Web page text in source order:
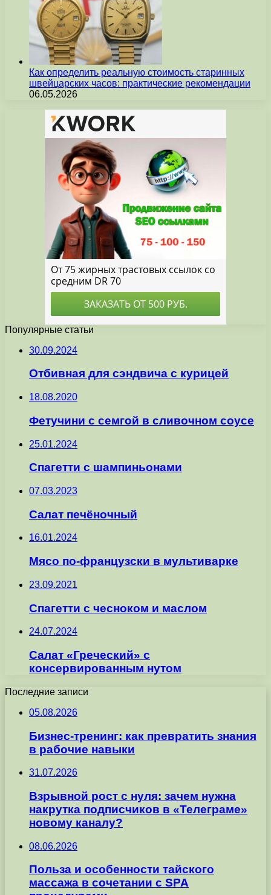
Как определить реальную стоимость старинных
швейцарских часов: практические рекомендации
06.05.2026
Популярные статьи
30.09.2024
Отбивная для сэндвича с курицей
18.08.2020
Фетучини с семгой в сливочном соусе
25.01.2024
Спагетти с шампиньонами
07.03.2023
Салат печёночный
16.01.2024
Мясо по-французски в мультиварке
23.09.2021
Спагетти с чесноком и маслом
24.07.2024
Салат «Греческий» с
консервированным нутом
Последние записи
05.08.2026
Бизнес-тренинг: как превратить знания
в рабочие навыки
31.07.2026
Взрывной рост с нуля: зачем нужна
накрутка подписчиков в «Телеграме»
новому каналу?
08.06.2026
Польза и особенности тайского
массажа в сочетании с SPA